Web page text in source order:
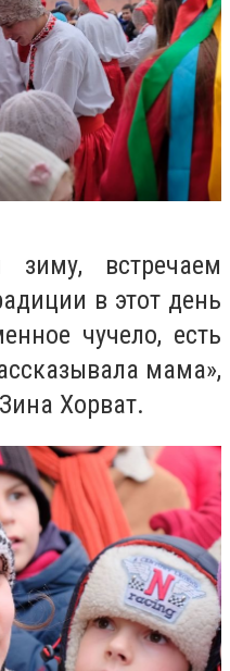
зиму, встречаем
в этот день
чучело, есть
мама»,
Хорват.